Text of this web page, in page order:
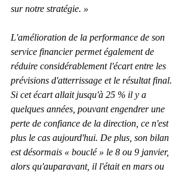
sur notre stratégie. »
L'amélioration de la performance de son
service financier permet également de
réduire considérablement l'écart entre les
prévisions d'atterrissage et le résultat final.
Si cet écart allait jusqu'à 25 % il y a
quelques années, pouvant engendrer une
perte de confiance de la direction, ce n'est
plus le cas aujourd'hui. De plus, son bilan
est désormais « bouclé » le 8 ou 9 janvier,
alors qu'auparavant, il l'était en mars ou